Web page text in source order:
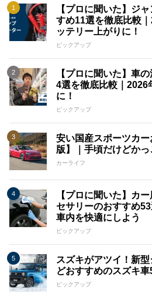
【プロに聞いた】ジ
すめ11選を徹底比較
ッテリー上がりに！
ピックアップ
【プロに聞いた】車
4選を徹底比較｜2026
に！
ピックアップ
安い国産スポーツカ
版】｜手頃だけどかっ
カーライフ
【プロに聞いた】カ
セサリーのおすすめ
車内を快適にしよう
ピックアップ
スズキがアツイ！新
どおすすめのスズキ車
ピックアップ